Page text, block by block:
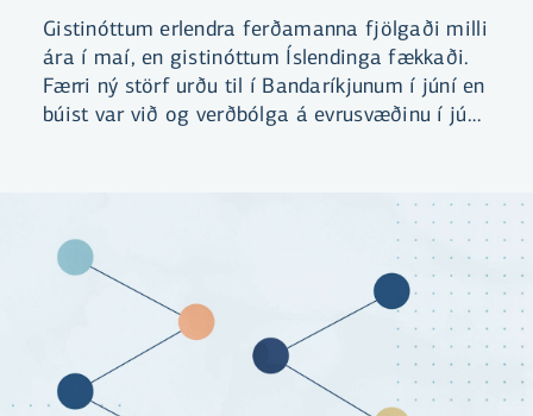
Gistinóttum erlendra ferðamanna fjölgaði milli
ára í maí, en gistinóttum Íslendinga fækkaði.
Færri ný störf urðu til í Bandaríkjunum í júní en
búist var við og verðbólga á evrusvæðinu í júní